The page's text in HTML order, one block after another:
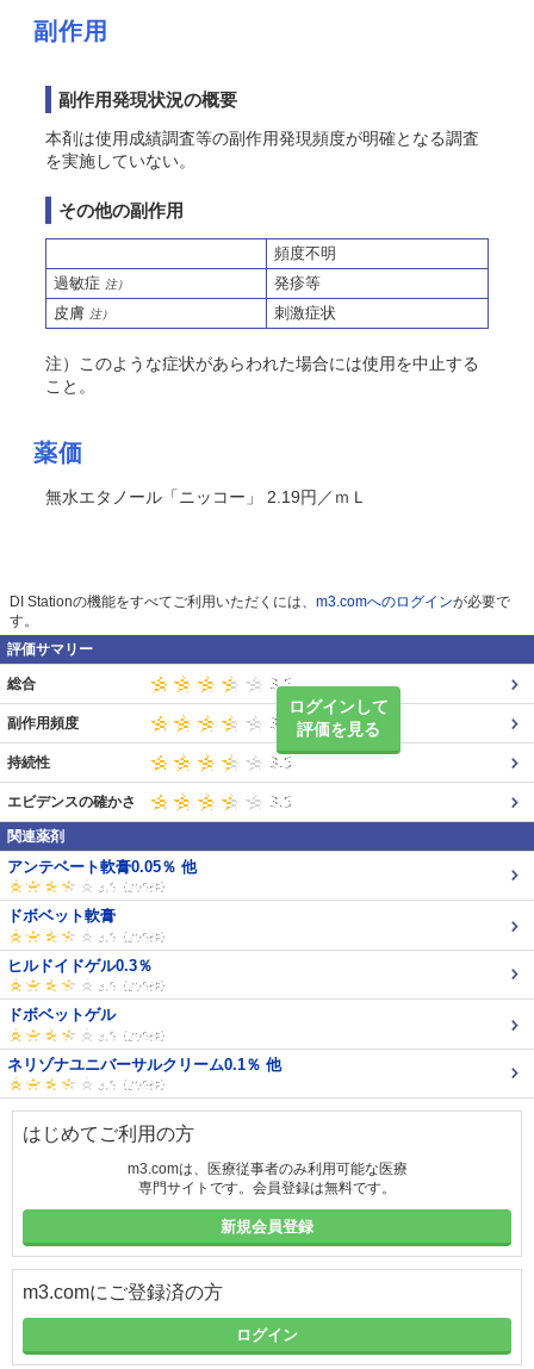
副作用
副作用発現状況の概要
本剤は使用成績調査等の副作用発現頻度が明確となる調査
を実施していない。
その他の副作用
頻度不明
過敏症 注）
発疹等
皮膚 注） 刺激症状
注）このような症状があらわれた場合には使用を中止する
こと。
薬価
無水エタノール「ニッコー」 2.19円／ｍＬ
DI Stationの機能をすべてご利用いただくには、 m3.comへのログインが必要で
す。
評価サマリー
ログインして
評価を見る
総合
副作用頻度
持続性
エビデンスの確かさ
関連薬剤
アンテベート軟膏0.05％ 他
ドボベット軟膏
ヒルドイドゲル0.3％
ドボベットゲル
ネリゾナユニバーサルクリーム0.1％ 他
はじめてご利用の方
m3.comは、医療従事者のみ利用可能な医療
専門サイトです。会員登録は無料です。
新規会員登録
m3.comにご登録済の方
ログイン